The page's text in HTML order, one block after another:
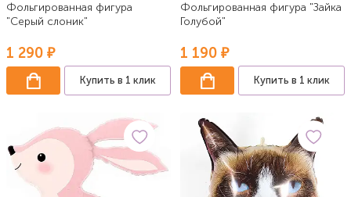
Фольгированная фигура
"Серый слоник"
1 290 ₽
Купить в 1 клик
Фольгированная фигура "Зайка
Голубой"
1 190 ₽
Купить в 1 клик